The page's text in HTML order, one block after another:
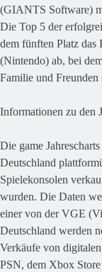
(GIANTS Software)
Die Top 5 der
dem fünften Platz das
(Nintendo) ab, bei
Familie und Freunden
Informationen zu den
Die game
Deutschland
Spielekonsolen
wurden. Die Daten
einer von der VGE
Deutschland werden
Verkäufe von
PSN, dem Xbox